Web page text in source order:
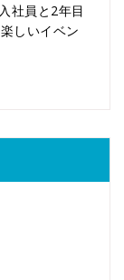
社員と2年目
しいイベン